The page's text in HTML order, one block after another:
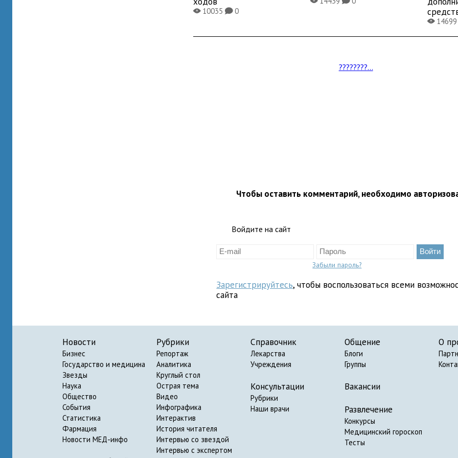
X10035K0
X
????????...
Чтобы оставить комментарий, необходимо
Войдите на сайт
Забыли пароль?
Зарегистрируйтесь, чтобы воспользоваться всеми
сайта
Новости
Бизнес
Государство и медицина
Звезды
Наука
Общество
События
Статистика
Фармация
Новости МЕД-инфо
Рубрики
Репортаж
Аналитика
Круглый стол
Острая тема
Видео
Инфографика
Интерактив
История читателя
Интервью со звездой
Интервью с экспертом
Справочник
Лекарства
Учреждения
Консультации
Рубрики
Наши врачи
Общение
Блоги
Группы
Вакансии
Развлечение
Конкурсы
Медицинский гороскоп
Тесты
О